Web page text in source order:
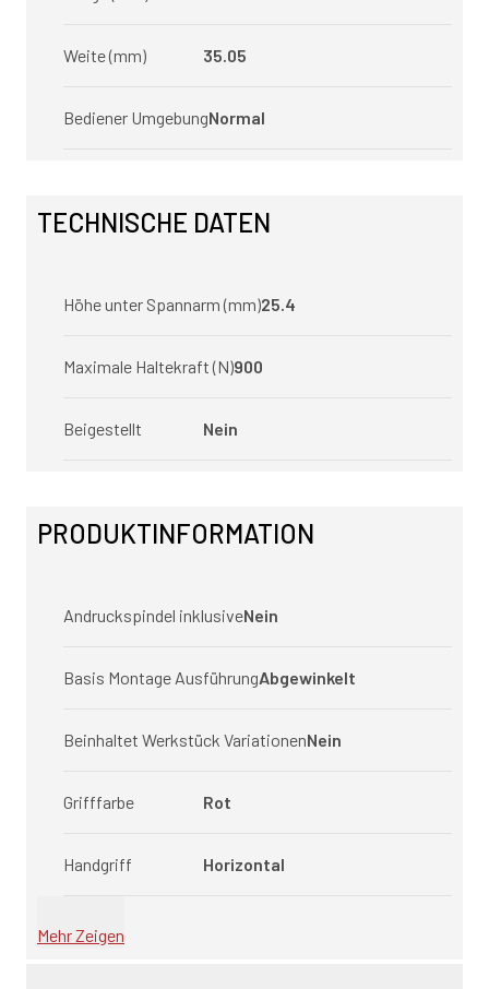
Weite (mm) 35.05
Bediener UmgebungNormal
TECHNISCHE DATEN
Höhe unter Spannarm (mm)25.4
Maximale Haltekraft (N)900
Beigestellt Nein
PRODUKTINFORMATION
Andruckspindel inklusiveNein
Basis Montage AusführungAbgewinkelt
Beinhaltet Werkstück VariationenNein
Grifffarbe Rot
Handgriff Horizontal
Mehr Zeigen